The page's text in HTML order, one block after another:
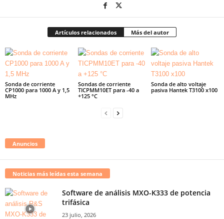
Artículos relacionados Más del autor
Sonda de corriente
CP1000 para 1000 A y 1,5
MHz
Sondas de corriente
TICPMM10ET para -40 a
+125 °C
Sonda de alto voltaje
pasiva Hantek T3100 x100
Anuncios
Noticias más leídas esta semana
Software de análisis MXO-K333 de potencia
trifásica
23 julio, 2026